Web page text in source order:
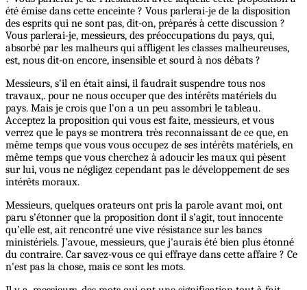
été émise dans cette enceinte ? Vous parlerai-je de la disposition
des esprits qui ne sont pas, dit-on, préparés à cette discussion ?
Vous parlerai-je, messieurs, des préoccupations du pays, qui,
absorbé par les malheurs qui affligent les classes malheureuses,
est, nous dit-on encore, insensible et sourd à nos débats ?
Messieurs, s'il en était ainsi, il faudrait suspendre tous nos
travaux,. pour ne nous occuper que des intérêts matériels du
pays. Mais je crois que l'on a un peu assombri le tableau.
Acceptez la proposition qui vous est faite, messieurs, et vous
verrez que le pays se montrera très reconnaissant de ce que, en
même temps que vous vous occupez de ses intérêts matériels, en
même temps que vous cherchez à adoucir les maux qui pèsent
sur lui, vous ne négligez cependant pas le développement de ses
intérêts moraux.
Messieurs, quelques orateurs ont pris la parole avant moi, ont
paru s’étonner que la proposition dont il s’agit, tout innocente
qu’elle est, ait rencontré une vive résistance sur les bancs
ministériels. J’avoue, messieurs, que j'aurais été bien plus étonné
du contraire. Car savez-vous ce qui effraye dans cette affaire ? Ce
n'est pas la chose, mais ce sont les mots.